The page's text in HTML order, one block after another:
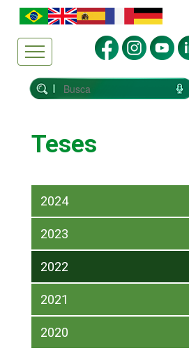
Teses
2024
2023
2022
2021
2020